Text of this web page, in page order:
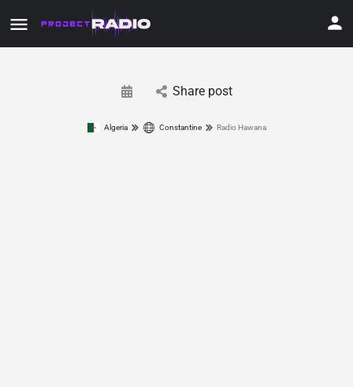
Share post
Algeria Constantine Radio Hawana